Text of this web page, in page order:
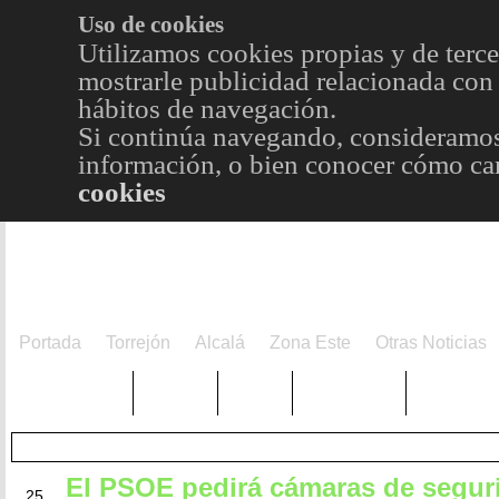
Uso de cookies
Utilizamos cookies propias y de
mostrarle publicidad relacionada
hábitos de navegación.
Si continúa navegando,
información, o bien conocer cómo
cookies
Portada Torrejón Alcalá Zona Este Otras Noticias
El PSOE pedirá cámaras de